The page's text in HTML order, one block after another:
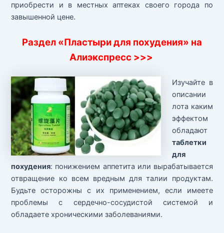
приобрести и в местных аптеках своего города по
завышенной цене.
Раздел «Пластыри для похудения» на
Алиэкспресс >>>
Изучайте в
описании
лота каким
эффектом
обладают
таблетки
для
похудения: понижением аппетита или вырабатывается
отвращение ко всем вредным для талии продуктам.
Будьте осторожны с их применением, если имеете
проблемы с сердечно-сосудистой системой и
обладаете хроническими заболеваниями.